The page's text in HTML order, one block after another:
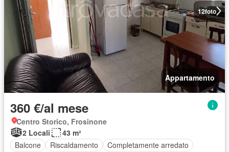
12foto
Appartamento
360 €/al mese
Centro Storico, Frosinone
2 Locali
43 m²
Balcone
Riscaldamento Completamente arredato